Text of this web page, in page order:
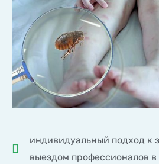
индивидуальный подход к
выездом профессионалов